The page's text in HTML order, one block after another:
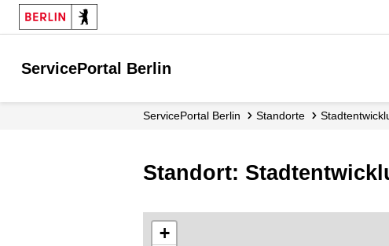
ServicePortal Berlin
ServicePortal Berlin Standorte
Standort:
+